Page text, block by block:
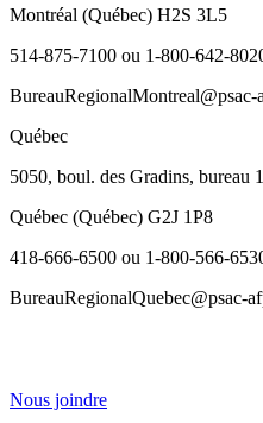
Montréal (Québec) H2S 3L5
514-875-7100 ou 1-800-642-
BureauRegionalMontreal@psac-
Québec
5050, boul. des Gradins, bureau
Québec (Québec) G2J 1P8
418-666-6500 ou 1-800-566-
BureauRegionalQuebec@psac-
Nous joindre